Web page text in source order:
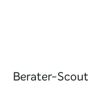
Berater-Scout